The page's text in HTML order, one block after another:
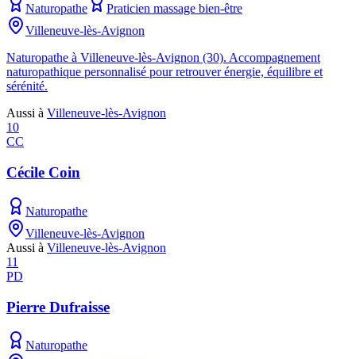
Naturopathe
Praticien massage bien-être
Villeneuve-lès-Avignon
Naturopathe à Villeneuve-lès-Avignon (30). Accompagnement
naturopathique personnalisé pour retrouver énergie, équilibre et
sérénité.
Aussi à Villeneuve-lès-Avignon
10
CC
Cécile Coin
Naturopathe
Villeneuve-lès-Avignon
Aussi à Villeneuve-lès-Avignon
11
PD
Pierre Dufraisse
Naturopathe